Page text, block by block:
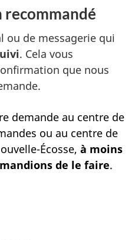
recommandé
ou de messagerie qui
. Cela vous
que nous
demande au centre de
ou au centre de
Écosse, à moins
de le faire.